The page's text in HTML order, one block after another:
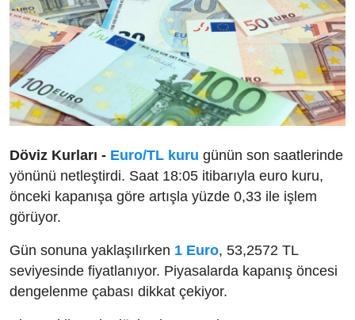
Döviz Kurları - Euro/TL kuru günün son saatlerinde
yönünü netleştirdi. Saat 18:05 itibarıyla euro kuru,
önceki kapanışa göre artışla yüzde 0,33 ile işlem
görüyor.
Gün sonuna yaklaşılırken 1 Euro, 53,2572 TL
seviyesinde fiyatlanıyor. Piyasalarda kapanış öncesi
dengelenme çabası dikkat çekiyor.